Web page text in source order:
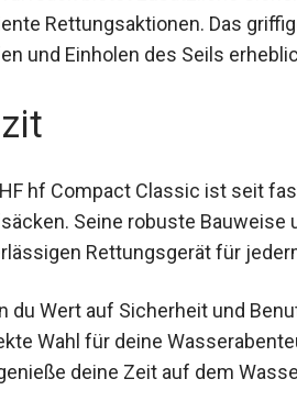
Rettungsaktionen. Das
und Einholen des Seils
hf Compact Classic ist seit
Seine robuste Bauweise
Rettungsgerät für
du Wert auf Sicherheit und
Wahl für deine
deine Zeit auf dem